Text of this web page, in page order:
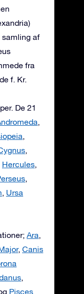
samling af
fra
f. Kr.
De 21
,
,
,
Hercules,
,
, Ursa
Ara,
, Canis
,
Pisces